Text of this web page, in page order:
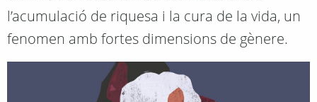
l’acumulació de riquesa i la cura de la vida, un
fenomen amb fortes dimensions de gènere.